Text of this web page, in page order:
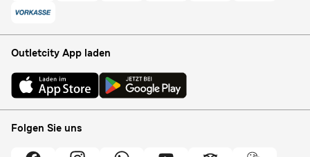
Outletcity App laden
Folgen Sie uns